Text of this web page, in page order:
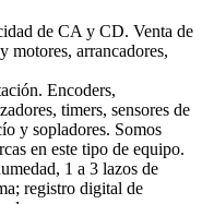
de CA y CD. Venta de
motores, arrancadores,
Encoders,
timers, sensores de
y sopladores. Somos
en este tipo de equipo.
1 a 3 lazos de
registro digital de